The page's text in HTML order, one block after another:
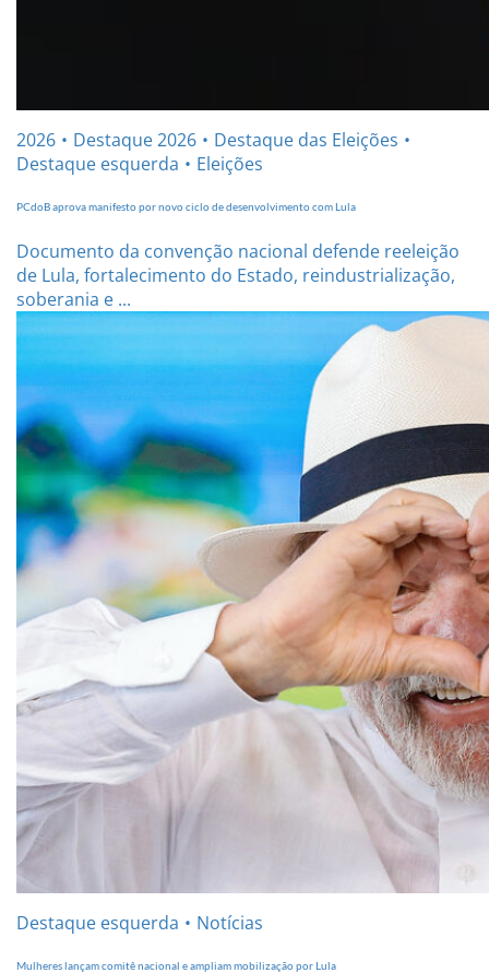
2026 Destaque 2026
Destaque das Eleições
Destaque esquerda
Eleições
PCdoB aprova manifesto por novo ciclo de desenvolvimento com Lula
Documento da convenção nacional defende reeleição
de Lula, fortalecimento do Estado, reindustrialização,
soberania e ...
Destaque esquerda Notícias
Mulheres lançam comitê nacional e ampliam mobilização por Lula